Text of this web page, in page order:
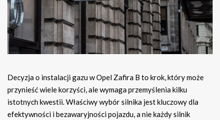
Decyzja o instalacji gazu w Opel Zafira B to krok, który może
przynieść wiele korzyści, ale wymaga przemyślenia kilku
istotnych kwestii. Właściwy wybór silnika jest kluczowy dla
efektywności i bezawaryjności pojazdu, a nie każdy silnik